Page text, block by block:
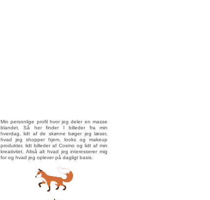
Min personlige profil hvor jeg deler en masse
blandet. Så her finder I billeder fra min
hverdag, lidt af de skønne bøger jeg læser,
hvad jeg shopper hjem, looks og makeup
produkter, lidt billeder af Cosmo og lidt af min
kreativitet. Altså alt hvad jeg interesserer mig
for og hvad jeg oplever på dagligt basis.